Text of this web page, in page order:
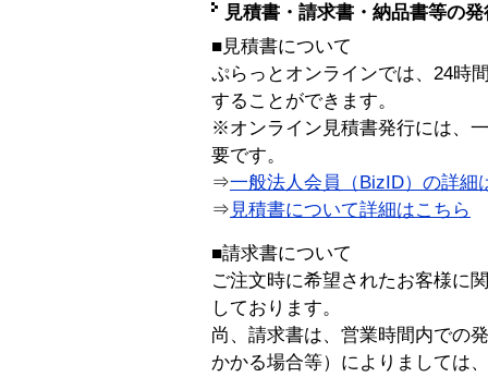
見積書・請求書・納品書等の
■見積書について
ぷらっとオンラインでは、24時
することができます。
※オンライン見積書発行には、
要です。
⇒一般法人会員（BizID）の詳細
⇒ 見積書について詳細はこちら
■請求書について
ご注文時に希望されたお客様に
しております。
尚、請求書は、営業時間内での
かかる場合等）によりましては